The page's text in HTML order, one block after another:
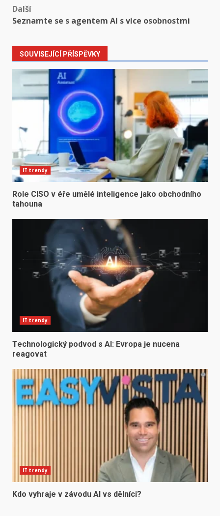
Další
Seznamte se s agentem AI s více osobnostmi
SOUVISEJÍCÍ PŘÍSPĚVKY
IT trendy
Role CISO v éře umělé inteligence jako obchodního
tahouna
IT trendy
Technologický podvod s AI: Evropa je nucena
reagovat
IT trendy
Kdo vyhraje v závodu AI vs dělníci?